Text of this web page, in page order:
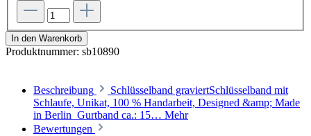
In den Warenkorb
Produktnummer: sb10890
Beschreibung
Schlüsselband graviertSchlüsselband mit
Schlaufe, Unikat, 100 % Handarbeit, Designed &amp; Made
in Berlin Gurtband ca.: 15… Mehr
Bewertungen